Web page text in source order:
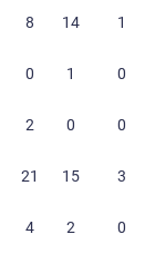
8 14 1
0 1 0
2 0 0
21 15 3
4 2 0